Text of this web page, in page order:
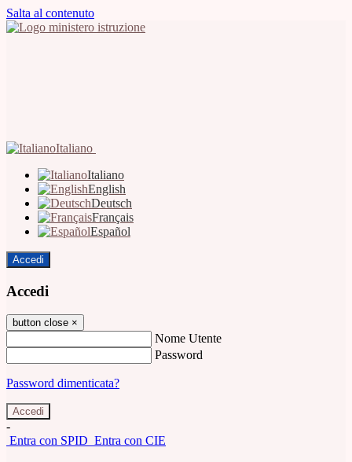
Salta al contenuto
Italiano
Italiano
English
Deutsch
Français
Español
Accedi
Accedi
button close ×
Nome Utente
Password
Password dimenticata?
-
Entra con SPID Entra con CIE